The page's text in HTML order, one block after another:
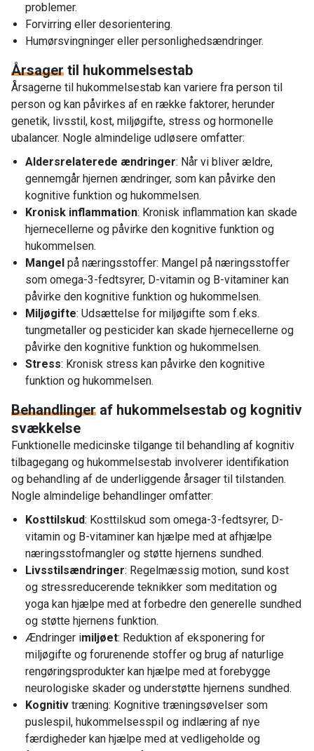
problemer.
Forvirring eller desorientering.
Humørsvingninger eller personlighedsændringer.
Årsager til hukommelsestab
Årsagerne til hukommelsestab kan variere fra person til
person og kan påvirkes af en række faktorer, herunder
genetik, livsstil, kost, miljøgifte, stress og hormonelle
ubalancer. Nogle almindelige udløsere omfatter:
Aldersrelaterede ændringer: Når vi bliver ældre,
gennemgår hjernen ændringer, som kan påvirke den
kognitive funktion og hukommelsen.
Kronisk inflammation: Kronisk inflammation kan skade
hjernecellerne og påvirke den kognitive funktion og
hukommelsen.
Mangel på næringsstoffer: Mangel på næringsstoffer
som omega-3-fedtsyrer, D-vitamin og B-vitaminer kan
påvirke den kognitive funktion og hukommelsen.
Miljøgifte: Udsættelse for miljøgifte som f.eks.
tungmetaller og pesticider kan skade hjernecellerne og
påvirke den kognitive funktion og hukommelsen.
Stress: Kronisk stress kan påvirke den kognitive
funktion og hukommelsen.
Behandlinger af hukommelsestab og kognitiv
svækkelse
Funktionelle medicinske tilgange til behandling af kognitiv
tilbagegang og hukommelsestab involverer identifikation
og behandling af de underliggende årsager til tilstanden.
Nogle almindelige behandlinger omfatter:
Kosttilskud: Kosttilskud som omega-3-fedtsyrer, D-
vitamin og B-vitaminer kan hjælpe med at afhjælpe
næringsstofmangler og støtte hjernens sundhed.
Livsstilsændringer: Regelmæssig motion, sund kost
og stressreducerende teknikker som meditation og
yoga kan hjælpe med at forbedre den generelle sundhed
og støtte hjernens funktion.
Ændringer imiljøet: Reduktion af eksponering for
miljøgifte og forurenende stoffer og brug af naturlige
rengøringsprodukter kan hjælpe med at forebygge
neurologiske skader og understøtte hjernens sundhed.
Kognitiv træning: Kognitive træningsøvelser som
puslespil, hukommelsesspil og indlæring af nye
færdigheder kan hjælpe med at vedligeholde og